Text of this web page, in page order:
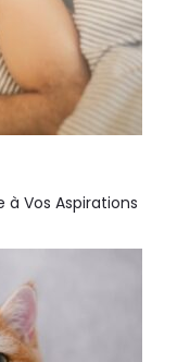
à Vos Aspirations